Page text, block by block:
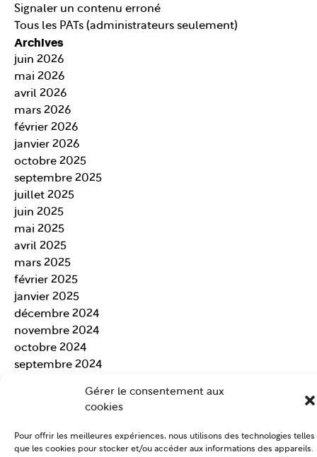
Gérer le consentement aux
cookies
Pour offrir les meilleures expériences, nous utilisons des technologies telles
que les cookies pour stocker et/ou accéder aux informations des appareils.
Signaler un contenu erroné
Tous les PATs (administrateurs seulement)
Archives
juin 2026
mai 2026
avril 2026
mars 2026
février 2026
janvier 2026
octobre 2025
septembre 2025
juillet 2025
juin 2025
mai 2025
avril 2025
mars 2025
février 2025
janvier 2025
décembre 2024
novembre 2024
octobre 2024
septembre 2024
mai 2024
avril 2024